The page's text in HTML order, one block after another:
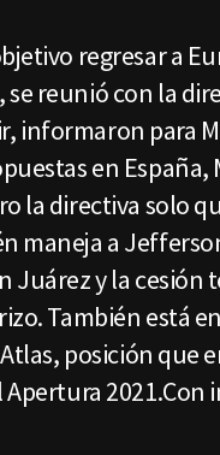
regresar a
reunió con la
informaron para
en España,
la directiva solo
maneja a
Juárez y la cesión
También está
posición que